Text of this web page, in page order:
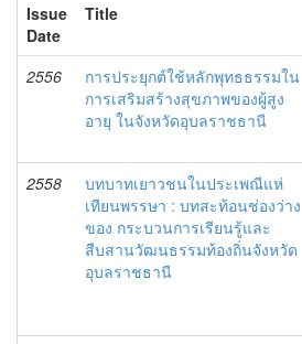
Issue
Date
Title
2556
การประยุกต์ใช้หลักพุทธธรรมใน
การเสริมสร้างสุขภาพของผู้สูง
อายุ ในจังหวัดอุบลราชธานี
2558
บทบาทเยาวชนในประเพณีแห่
เทียนพรรษา : บทสะท้อนช่องว่าง
ของ กระบวนการเรียนรู้และ
สืบสานวัฒนธรรมท้องถิ่นจังหวัด
อุบลราชธานี